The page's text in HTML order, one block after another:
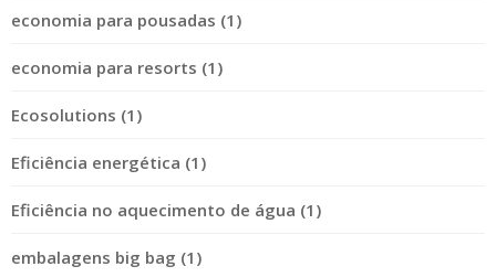
economia para pousadas (1)
economia para resorts (1)
Ecosolutions (1)
Eficiência energética (1)
Eficiência no aquecimento de água (1)
embalagens big bag (1)